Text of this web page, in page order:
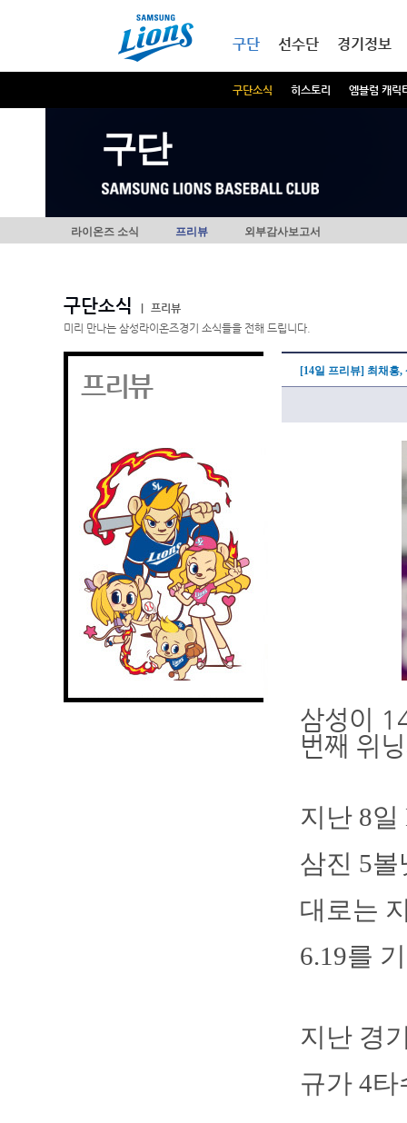
구단
구단소식 히스토리 엠블럼 캐릭
선수단 경기정보
구단
라이온즈 소식 프리뷰 외부감사보고서
구단소식
프리뷰
미리 만나는 삼성라이온즈경기 소식들을 전해 드립니다.
프리뷰 [14일 프리뷰] 최채흥
삼성이
번째 위
지난 8
삼진 5
대로는
6.19를
지난 경
규가 4